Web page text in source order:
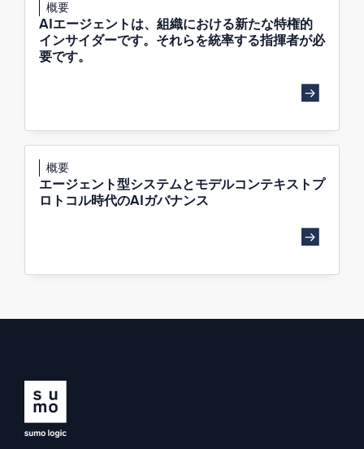
概要
AIエージェントは、組織における新たな特権的
インサイダーです。それらを統率する指揮者が必
要です。
概要
エージェント型システムとモデルコンテキストプ
ロトコル時代のAIガバナンス